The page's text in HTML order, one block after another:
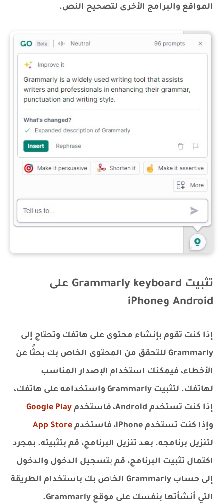
المواقع والبرامج الأخرى لتصحيح النص.
تثبيت Grammarly keyboard على
Android وiPhone
إذا كنت تقوم بإنشاء محتوى على هاتفك وتحتاج إلى
Grammarly للتحقق من المحتوى الخاص بك بحثًا عن
الأخطاء، فيمكنك استخدام الإصدار المناسب
لهاتفك. لتثبيت Grammarly واستخدامه على هاتفك،
إذا كنت تستخدم Android، فاستخدم
Google Play
وإذا كنت تستخدم iPhone، فاستخدم
App Store
لتنزيل برنامجه. بعد تنزيل البرنامج، قم بتثبيته. بمجرد
اكتمال تثبيت البرنامج، قم بتسجيل الدخول والدخول
إلى حساب Grammarly الخاص بك باستخدام الطريقة
التي أنشأتها بنفسك على موقع Grammarly.